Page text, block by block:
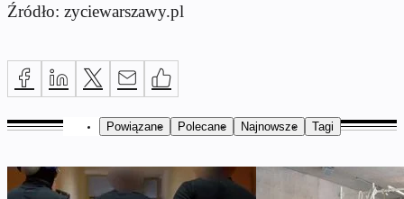
Źródło: zyciewarszawy.pl
Powiązane Polecane Najnowsze Tagi